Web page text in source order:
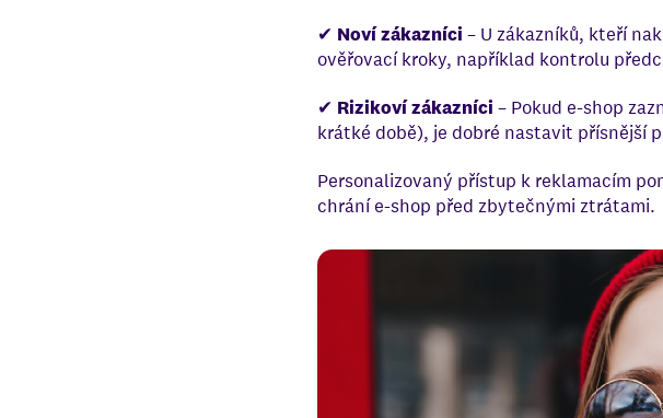
✔ Noví zákazníci – U zákazníků, kteří
ověřovací kroky, například kontrolu
✔ Rizikoví zákazníci – Pokud e-shop
krátké době), je dobré nastavit přísnější
Personalizovaný přístup k reklamacím
chrání e-shop před zbytečnými ztrátami.